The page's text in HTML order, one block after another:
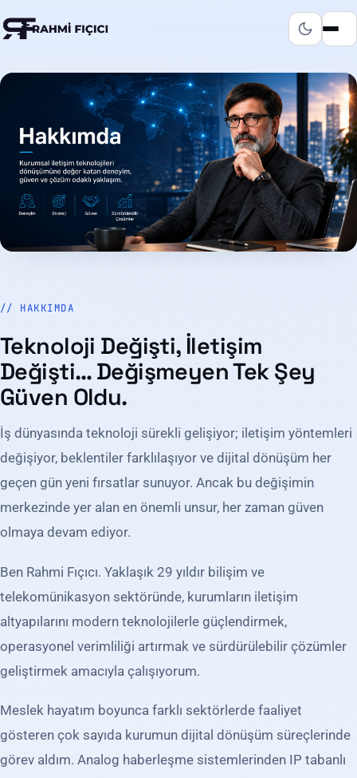
// HAKKIMDA
Teknoloji Değişti, İletişim
Değişti… Değişmeyen Tek Şey
Güven Oldu.
İş dünyasında teknoloji sürekli gelişiyor; iletişim yöntemleri
değişiyor, beklentiler farklılaşıyor ve dijital dönüşüm her
geçen gün yeni fırsatlar sunuyor. Ancak bu değişimin
merkezinde yer alan en önemli unsur, her zaman güven
olmaya devam ediyor.
Ben Rahmi Fıçıcı. Yaklaşık 29 yıldır bilişim ve
telekomünikasyon sektöründe, kurumların iletişim
altyapılarını modern teknolojilerle güçlendirmek,
operasyonel verimliliği artırmak ve sürdürülebilir çözümler
geliştirmek amacıyla çalışıyorum.
Meslek hayatım boyunca farklı sektörlerde faaliyet
gösteren çok sayıda kurumun dijital dönüşüm süreçlerinde
görev aldım. Analog haberleşme sistemlerinden IP tabanlı